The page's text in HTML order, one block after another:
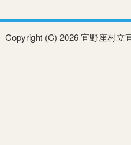
Copyright (C) 2026 宜野座村立